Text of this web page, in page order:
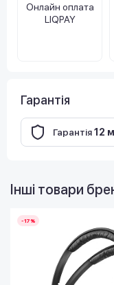
Онлайн оплата
LIQPAY
Гарантія
Гарантія12
Інші товари
-17%